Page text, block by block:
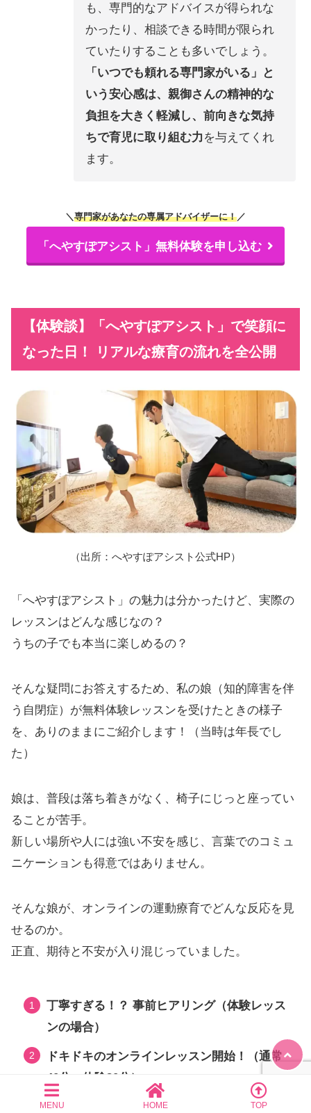
も、専門的なアドバイスが得られな
かったり、相談できる時間が限られ
ていたりすることも多いでしょう。
「いつでも頼れる専門家がいる」と
いう安心感は、親御さんの精神的な
負担を大きく軽減し、前向きな気持
ちで育児に取り組む力 を与えてくれ
ます。
＼ 専門家があなたの専属アドバイザーに！ ／
「へやすぽアシスト」無料体験を申し込む
【体験談】「へやすぽアシスト」で笑顔に
なった日！ リアルな療育の流れを全公開
（出所：へやすぽアシスト公式HP）
「へやすぽアシスト」の魅力は分かったけど、実際の
レッスンはどんな感じなの？
うちの子でも本当に楽しめるの？
そんな疑問にお答えするため、私の娘（知的障害を伴
う自閉症）が無料体験レッスンを受けたときの様子
を、ありのままにご紹介します！（当時は年長でし
た）
娘は、普段は落ち着きがなく、椅子にじっと座ってい
ることが苦手。
新しい場所や人には強い不安を感じ、言葉でのコミュ
ニケーションも得意ではありません。
そんな娘が、オンラインの運動療育でどんな反応を見
せるのか。
正直、期待と不安が入り混じっていました。
丁寧すぎる！？ 事前ヒアリング（体験レッス
ンの場合）
ドキドキのオンラインレッスン開始！（通常
40分、体験30分）
「なるほど！」が満載！専門家からの的確な
MENU HOME TOP